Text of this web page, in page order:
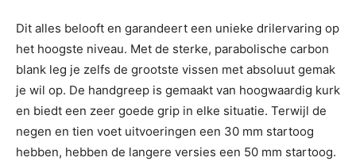
Dit alles belooft en garandeert een unieke drilervaring op
het hoogste niveau. Met de sterke, parabolische carbon
blank leg je zelfs de grootste vissen met absoluut gemak
je wil op. De handgreep is gemaakt van hoogwaardig kurk
en biedt een zeer goede grip in elke situatie. Terwijl de
negen en tien voet uitvoeringen een 30 mm startoog
hebben, hebben de langere versies een 50 mm startoog.